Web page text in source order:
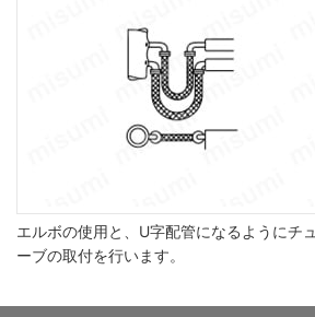
エルボの使用と、U字配管になるようにチュ
ーブの取付を行います。